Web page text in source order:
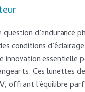
question d’endurance
conditions
innovation essentielle
Ces lunettes
offrant l'équilibre